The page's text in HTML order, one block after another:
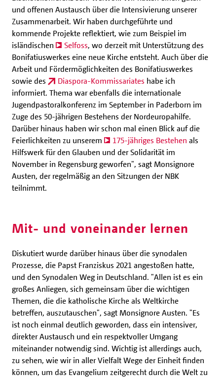
und offenen Austausch über die Intensivierung unserer
Zusammenarbeit. Wir haben durchgeführte und
kommende Projekte reflektiert, wie zum Beispiel im
isländischen
Selfoss, wo derzeit mit Unterstützung des
Bonifatiuswerkes eine neue Kirche entsteht. Auch über die
Arbeit und Fördermöglichkeiten des Bonifatiuswerkes
sowie des
Diaspora-Kommissariates habe ich
informiert. Thema war ebenfalls die internationale
Jugendpastoralkonferenz im September in Paderborn im
Zuge des 50-jährigen Bestehens der Nordeuropahilfe.
Darüber hinaus haben wir schon mal einen Blick auf die
Feierlichkeiten zu unserem
175-jähriges Bestehen als
Hilfswerk für den Glauben und der Solidarität im
November in Regensburg geworfen", sagt Monsignore
Austen, der regelmäßig an den Sitzungen der NBK
teilnimmt.
Mit- und voneinander lernen
Diskutiert wurde darüber hinaus über die synodalen
Prozesse, die Papst Franziskus 2021 angestoßen hatte,
und den Synodalen Weg in Deutschland. "Allen ist es ein
großes Anliegen, sich gemeinsam über die wichtigen
Themen, die die katholische Kirche als Weltkirche
betreffen, auszutauschen", sagt Monsignore Austen. "Es
ist noch einmal deutlich geworden, dass ein intensiver,
direkter Austausch und ein respektvoller Umgang
miteinander notwendig sind. Wichtig ist allerdings auch,
zu sehen, wie wir in aller Vielfalt Wege der Einheit finden
können, um das Evangelium zeitgerecht durch die Welt zu